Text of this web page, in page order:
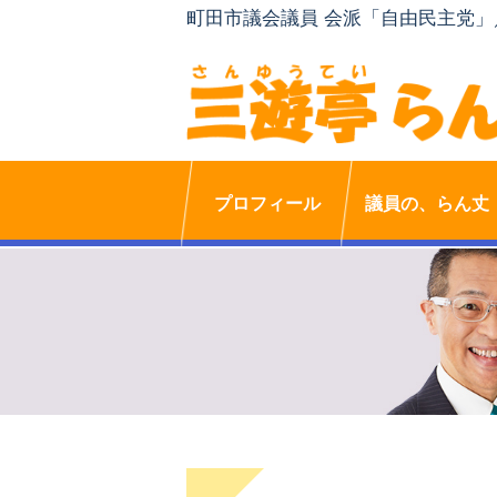
町田市議会議員 会派「自由民主党
プロフィール 議員の、らん丈